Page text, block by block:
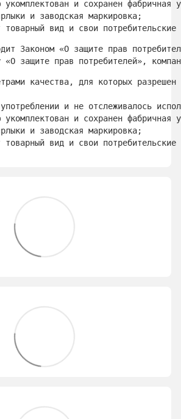
укомплектован и сохранен фабричная
и заводская маркировка;
товарный вид и свои потребительские
Законом «О защите прав
«О защите прав потребителей»,
качества, для которых
и не отслеживалось
укомплектован и сохранен фабричная
и заводская маркировка;
товарный вид и свои потребительские